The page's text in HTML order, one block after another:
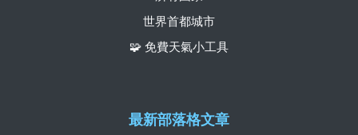
世界首都城市
🧩 免費天氣小工具
最新部落格文章